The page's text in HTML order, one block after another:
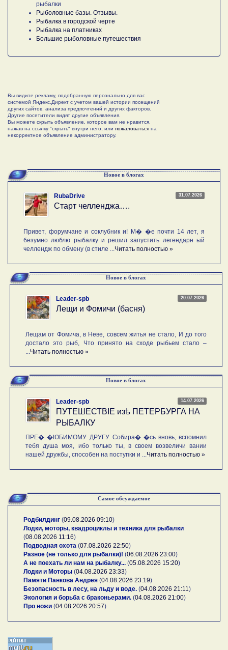
рыбалки
Рыболовные базы. Отзывы.
Рыбалка в городской черте
Рыбалка на платниках
Большие рыболовные путешествия
Вы видите рекламу, подобранную персонально для вас
системой Яндекс.Директ с учетом вашей истории посещений
других сайтов, анализа предпочтений и других факторов.
Другие посетители видят другие объявления.
Вы можете скрыть объявление, которое вам не нравится,
нажав на ссылку "скрыть" внутри него, или пожаловаться на
некорректное объявление администратору.
Новое в блогах
31.07.2026
RubaDrive
Старт челленджа….
Привет, форумчане и соклубник и! М� �е почти 14 лет, я
безумно люблю рыбалку и решил запустить легендарн ый
челлендж по обмену (в стиле ...Читать полностью »
Новое в блогах
20.07.2026
Leader-spb
Лещи и Фомичи (басня)
Лещам от Фомича, в Неве, совсем житья не стало, И до того
достало это рыб, Что принято на сходе рыбьем стало –
...Читать полностью »
Новое в блогах
14.07.2026
Leader-spb
ПУТЕШЕСТВIE изѣ ПЕТЕРБУРГА НА
РЫБАЛКУ
ПРЕ� �ЮБИМОМУ ДРУГУ. Собира� �сь вновь, вспомнил
тебя душа моя, ибо только ты, в своем возвеличи вании
нашей дружбы, способен на поступки и ...Читать полностью »
Самое обсуждаемое
Родбилдинг (09.08.2026 09:10)
Лодки, моторы, квадроциклы и техника для рыбалки
(08.08.2026 11:16)
Подводная охота (07.08.2026 22:50)
Разное (не только для рыбалки)! (06.08.2026 23:00)
А не поехать ли нам на рыбалку... (05.08.2026 15:20)
Лодки и Моторы (04.08.2026 23:33)
Памяти Панкова Андрея (04.08.2026 23:19)
Безопасность в лесу, на льду и воде. (04.08.2026 21:11)
Экология и борьба с браконьерами. (04.08.2026 21:00)
Про ножи (04.08.2026 20:57)